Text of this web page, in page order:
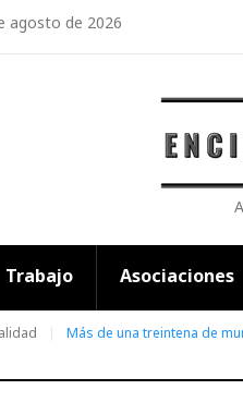
agosto de 2026
Trabajo Asociaciones
Más de una treintena de